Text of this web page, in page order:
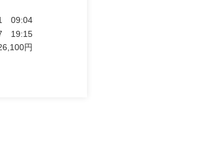
09:04
19:15
円